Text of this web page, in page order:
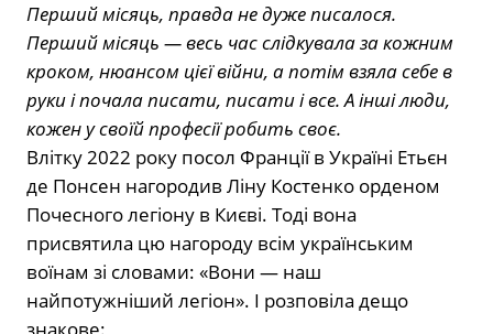
Перший місяць, правда не дуже писалося.
Перший місяць — весь час слідкувала за кожним
кроком, нюансом цієї війни, а потім взяла себе в
руки і почала писати, писати і все. А інші люди,
кожен у своїй професії робить своє.
Влітку 2022 року посол Франції в Україні Етьєн
де Понсен нагородив Ліну Костенко орденом
Почесного легіону в Києві. Тоді вона
присвятила цю нагороду всім українським
воїнам зі словами: «Вони — наш
найпотужніший легіон». І розповіла дещо